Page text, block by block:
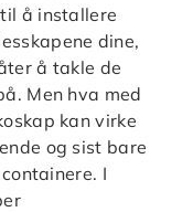
å installere
dine,
å takle de
Men hva med
kan virke
og sist bare
I